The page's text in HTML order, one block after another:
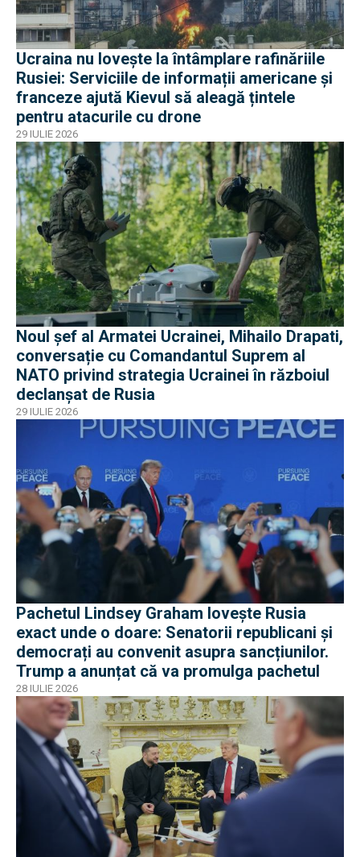
Ucraina nu lovește la întâmplare rafinăriile
Rusiei: Serviciile de informații americane și
franceze ajută Kievul să aleagă țintele
pentru atacurile cu drone
29 IULIE 2026
Noul șef al Armatei Ucrainei, Mihailo Drapati,
conversație cu Comandantul Suprem al
NATO privind strategia Ucrainei în războiul
declanșat de Rusia
29 IULIE 2026
Pachetul Lindsey Graham lovește Rusia
exact unde o doare: Senatorii republicani și
democrați au convenit asupra sancțiunilor.
Trump a anunțat că va promulga pachetul
28 IULIE 2026